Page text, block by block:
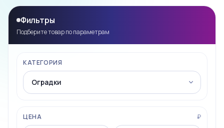
Фильтры
Подберите товар по параметрам
КАТЕГОРИЯ
ЦЕНА ₽